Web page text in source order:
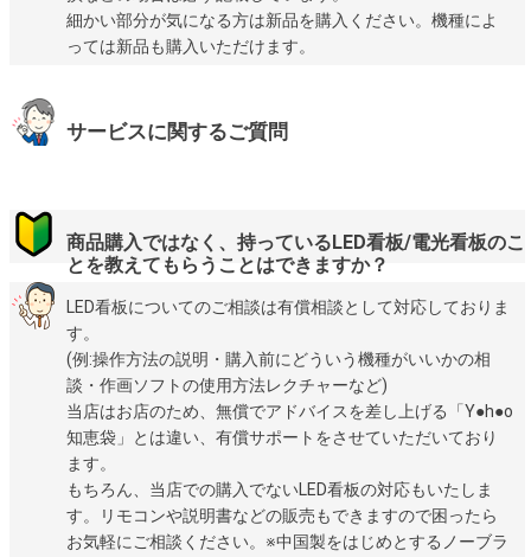
細かい部分が気になる方は新品を購入ください。機種によ
っては新品も購入いただけます。
サービスに関するご質問
商品購入ではなく、持っているLED看板/電光看板のこ
とを教えてもらうことはできますか？
LED看板についてのご相談は有償相談として対応しておりま
す。
(例:操作方法の説明・購入前にどういう機種がいいかの相
談・作画ソフトの使用方法レクチャーなど)
当店はお店のため、無償でアドバイスを差し上げる「Y●h●o
知恵袋」とは違い、有償サポートをさせていただいており
ます。
もちろん、当店での購入でないLED看板の対応もいたしま
す。リモコンや説明書などの販売もできますので困ったら
お気軽にご相談ください。※中国製をはじめとするノーブラ